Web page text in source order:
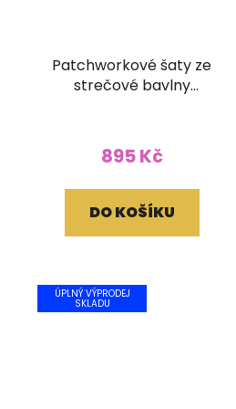
Patchworkové šaty ze
strečové bavlny
895 Kč
DO KOŠÍKU
ÚPLNÝ VÝPRODEJ
SKLADU